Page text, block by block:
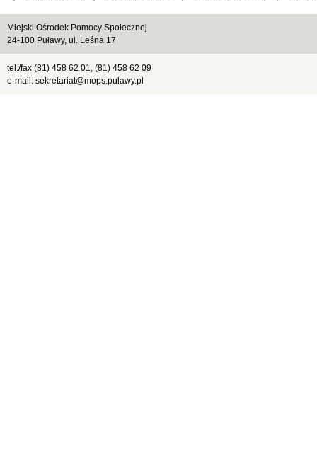
Miejski Ośrodek Pomocy Społecznej
24-100 Puławy, ul. Leśna 17
tel./fax (81) 458 62 01, (81) 458 62 09
e-mail: sekretariat@mops.pulawy.pl